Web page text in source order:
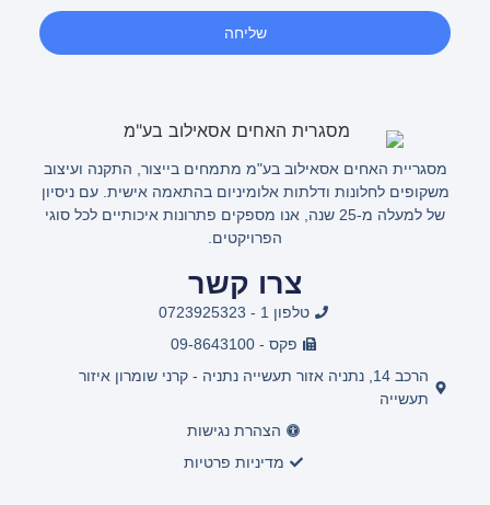
מסגריית האחים אסאילוב בע"מ מתמחים בייצור, התקנה ועיצוב
משקופים לחלונות ודלתות אלומיניום בהתאמה אישית. עם ניסיון
של למעלה מ-25 שנה, אנו מספקים פתרונות איכותיים לכל סוגי
הפרויקטים.
צרו קשר
טלפון 1 - 0723925323
פקס - 09-8643100
הרכב 14, נתניה אזור תעשייה נתניה - קרני שומרון איזור
תעשייה
הצהרת נגישות
מדיניות פרטיות
שליחה